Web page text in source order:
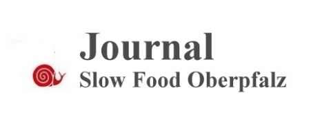
springen
Journal